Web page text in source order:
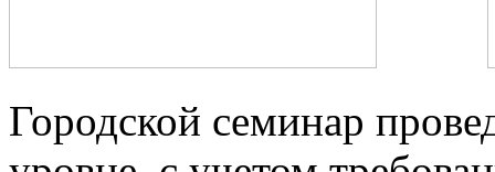
Городской семинар